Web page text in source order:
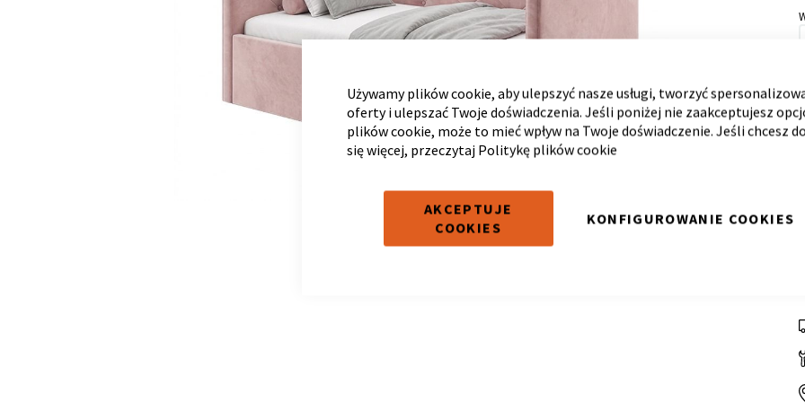
Używamy plików cookie, aby ulepszyć nasze usługi, tworzyć
oferty i ulepszać Twoje doświadczenia. Jeśli poniżej nie zaakceptujesz
plików cookie, może to mieć wpływ na Twoje doświadczenie. Jeśli chcesz
się więcej, przeczytaj Politykę plików cookie
AKCEPTUJE
COOKIES
KONFIGUROWANIE COOKIES